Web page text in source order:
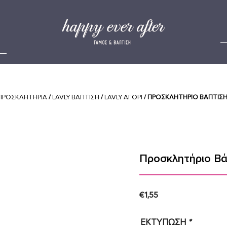
/LAVLY ΒΑΠΤΙΣΗ /LAVLY ΑΓΟΡΙ / ΠΡΟΣΚΛΗΤΉΡΙΟ
Προσκλητήριο
€1,55
ΕΚΤΥΠΩΣΗ *